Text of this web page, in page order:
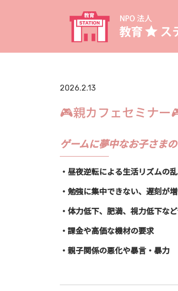
2026.2.13
🎮親カフェセミナ
ゲームに夢中なお子さまの
・昼夜逆転による生活リズムの
・勉強に集中できない、遅刻が
・体力低下、肥満、視力低下な
・課金や高価な機材の要求
・親子関係の悪化や暴言・暴力